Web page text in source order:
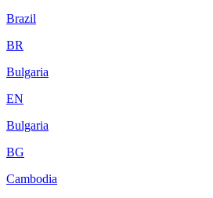
Brazil
BR
Bulgaria
EN
Bulgaria
BG
Cambodia